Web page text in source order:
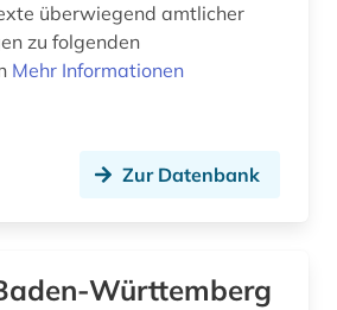
überwiegend amtlicher
Mehr Informationen
Zur Datenbank
Württemberg